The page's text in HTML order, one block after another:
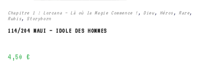
Chapitre 1 : Lorcana – Là où la Magie Commence ! , Dieu, Héros , Rare,
Rubis, Storyborn
114/204 MAUI – IDOLE DES HOMMES
4,50 €